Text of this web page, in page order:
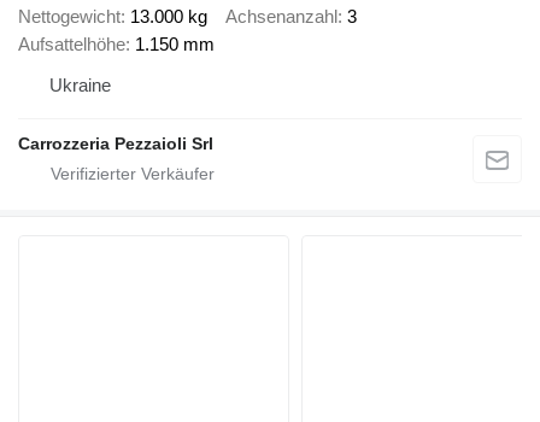
Nettogewicht 13.000 kg Achsenanzahl 3
Aufsattelhöhe 1.150 mm
Ukraine
Carrozzeria Pezzaioli Srl